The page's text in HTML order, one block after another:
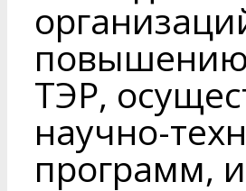
повышению
ТЭР,
научно-
программ,